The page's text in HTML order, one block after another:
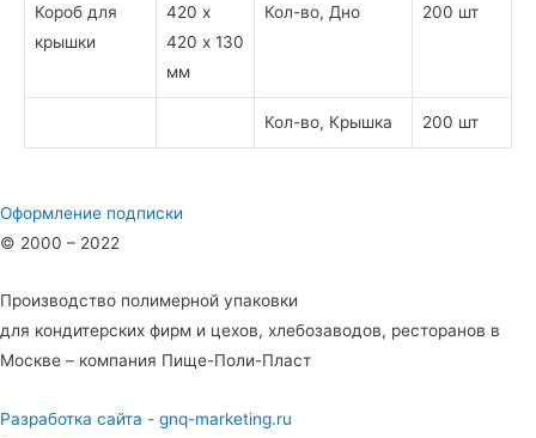
Короб для
крышки
420 х
420 х 130
мм
Кол-во, Дно 200 шт
Кол-во, Крышка 200 шт
Оформление подписки
© 2000 – 2022
Производство полимерной упаковки
для кондитерских фирм и цехов, хлебозаводов, ресторанов в
Москве – компания Пище-Поли-Пласт
Разработка сайта - gnq-marketing.ru